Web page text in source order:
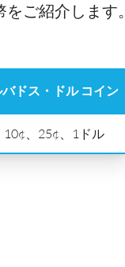
ご紹介します。
ドス・ドル コイン
10¢、25¢、1ドル